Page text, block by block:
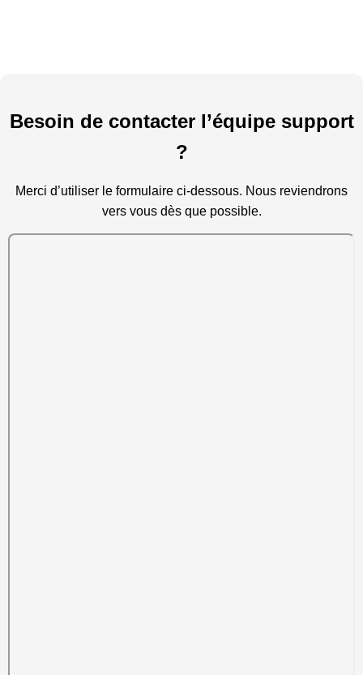
Besoin de contacter l’équipe support
?
Merci d’utiliser le formulaire ci-dessous. Nous reviendrons
vers vous dès que possible.